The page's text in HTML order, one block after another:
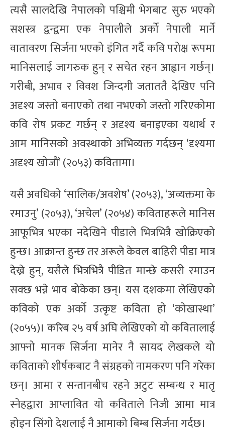
त्यसै सालदेखि नेपालको पश्चिमी भेगबाट सुरु भएको
सशस्त्र द्वन्द्वमा एक नेपालीले अर्को नेपाली मार्ने
वातावरण सिर्जना भएको इंगित गर्दै कवि परोक्ष रूपमा
मानिसलाई जागरुक हुन् र सचेत रहन आह्वान गर्छन्।
गरीबी, अभाव र विवश जिन्दगी जताततै देखिए पनि
अदृश्य जस्तो बनाएको तथा नभएको जस्तो गरिएकोमा
कवि रोष प्रकट गर्छन् र अदृश्य बनाइएका यथार्थ र
आम मानिसको अवस्थाको अभिव्यक्त गर्दछन् ‘दृश्यमा
अदृश्य खोजौं’ (२०५३) कवितामा।
यसै अवधिको ‘सालिक/अवशेष’ (२०५३), ‘अव्यक्तमा के
रमाउनु’ (२०५३), ‘अचेल’ (२०५४) कविताहरूले मानिस
आफूभित्र भएका नदेखिने पीडाले भित्रभित्रै खोक्रिएको
हुन्छ। आक्रान्त हुन्छ तर अरूले केवल बाहिरी पीडा मात्र
देख्ने हुन्, यसैले भित्रभित्रै पीडित मान्छे कसरी रमाउन
सक्छ भन्ने भाव बोकेका छन्। यस दशकमा लेखिएको
कविको एक अर्को उत्कृष्ट कविता हो ‘कोखास्था’
(२०५५)। करिब २५ वर्ष अघि लेखिएको यो कवितालाई
आफ्नो मानक सिर्जना मानेर नै सायद लेखकले यो
कविताको शीर्षकबाट नै संग्रहको नामकरण पनि गरेका
छन्। आमा र सन्तानबीच रहने अटुट सम्बन्ध र मातृ
स्नेहद्वारा आप्लावित यो कविताले निजी आमा मात्र
होइन सिंगो देशलाई नै आमाको बिम्ब सिर्जना गर्दछ।